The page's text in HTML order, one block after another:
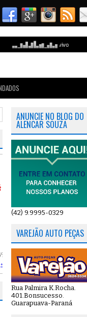
ANUNCIE NO BLOG DO
ALENCAR SOUZA
(42) 9.9995-0329
VAREJÃO AUTO PEÇAS
Rua Palmira K.Rocha.
401.Bonsucesso.
Guarapuava-Paraná